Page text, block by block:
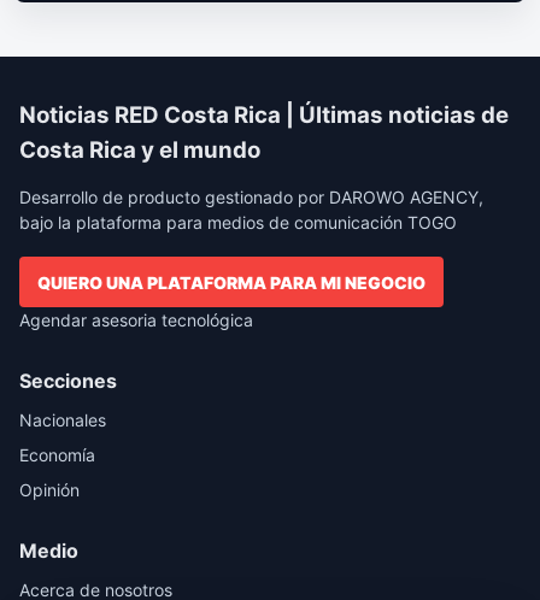
Noticias RED Costa Rica | Últimas noticias de
Costa Rica y el mundo
Desarrollo de producto gestionado por DAROWO AGENCY,
bajo la plataforma para medios de comunicación TOGO
QUIERO UNA PLATAFORMA PARA MI NEGOCIO
Agendar asesoria tecnológica
Secciones
Nacionales
Economía
Opinión
Medio
Acerca de nosotros